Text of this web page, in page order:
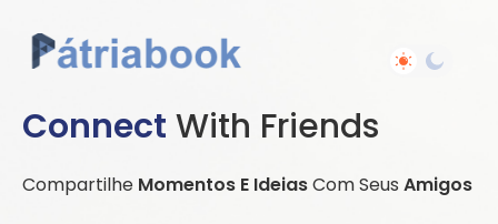
Connect With Friends
Compartilhe Momentos E IdeiasCom Seus Amigos